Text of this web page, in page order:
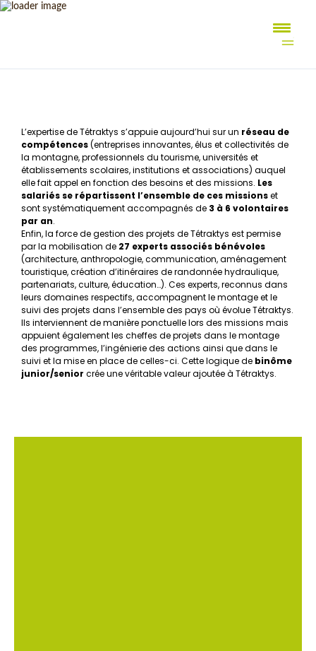
Aller
L’expertise de Tétraktys s’appuie aujourd’hui sur un réseau de
compétences(entreprises innovantes, élus et collectivités de
la montagne, professionnels du tourisme, universités et
établissements scolaires, institutions et associations) auquel
elle fait appel en fonction des besoins et des missions. Les
salariés se répartissent l’ensemble de ces missionset
sont systématiquement accompagnés de 3 à 6 volontaires
par an.
Enfin, la force de gestion des projets de Tétraktys est permise
par la mobilisation de 27 experts associés bénévoles
(architecture, anthropologie, communication, aménagement
touristique, création d’itinéraires de randonnée hydraulique,
partenariats, culture, éducation…). Ces experts, reconnus dans
leurs domaines respectifs, accompagnent le montage et le
suivi des projets dans l’ensemble des pays où évolue Tétraktys.
Ils interviennent de manière ponctuelle lors des missions mais
appuient également les cheffes de projets dans le montage
des programmes, l’ingénierie des actions ainsi que dans le
suivi et la mise en place de celles-ci. Cette logique de binôme
junior/senior crée une véritable valeur ajoutée à Tétraktys.